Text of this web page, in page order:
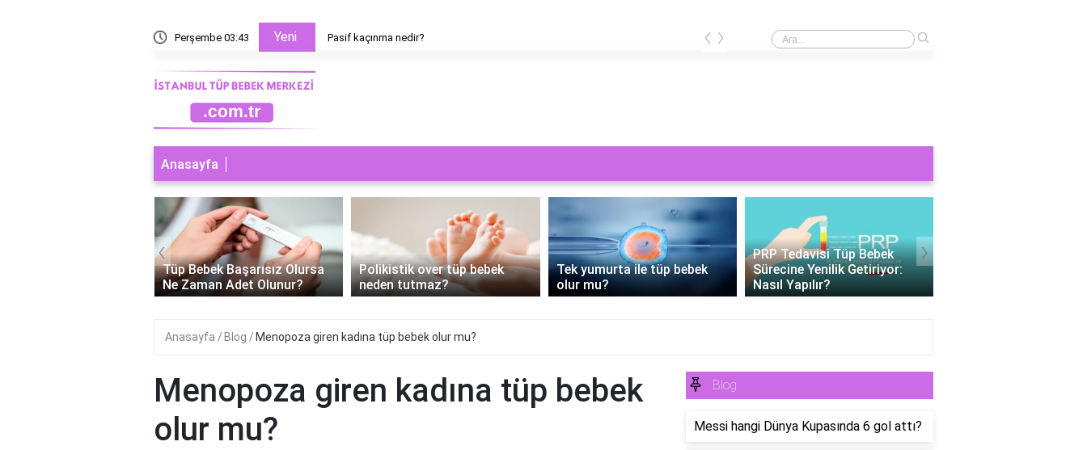
Perşembe 03:43 Yeni Pasif kaçınma nedir? Pasif kaçınma nedir?
‹ ›
Anasayfa
Polikistik over tüp bebek
neden tutmaz?
Tek yumurta ile tüp bebek
olur mu?
PRP Tedavisi Tüp Bebek
Sürecine Yenilik Getiriyor:
Nasıl Yapılır?
Tüp Bebek 11 Gün Beta HCG
Değerleri: Gebelik
Belirteçlerinin Anlamı
‹ ›
Anasayfa Blog Menopoza giren kadına tüp bebek olur mu?
Menopoza giren kadına tüp bebek
olur mu?
Blog
Messi hangi Dünya Kupasında 6 gol attı?